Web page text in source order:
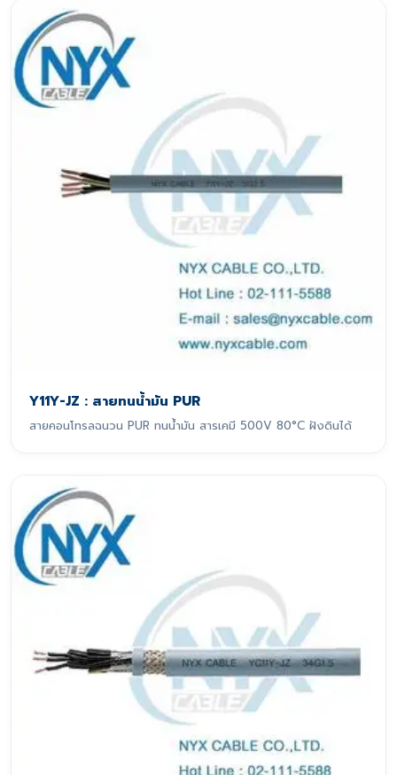
Y11Y-JZ : สายทนน้ำมัน PUR
สายคอนโทรลฉนวน PUR ทนน้ำมัน สารเคมี 500V 80°C ฝังดินได้